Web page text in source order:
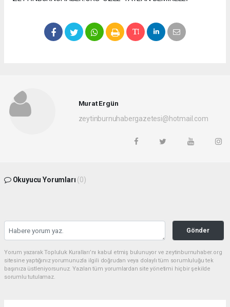
Murat Ergün
zeytinburnuhabergazetesi@hotmail.com
Okuyucu Yorumları (0)
Gönder
Yorum yazarak Topluluk Kuralları’nı kabul etmiş bulunuyor ve zeytinburnuhaber.org
sitesine yaptığınız yorumunuzla ilgili doğrudan veya dolaylı tüm sorumluluğu tek
başınıza üstleniyorsunuz. Yazılan tüm yorumlardan site yönetimi hiçbir şekilde
sorumlu tutulamaz.